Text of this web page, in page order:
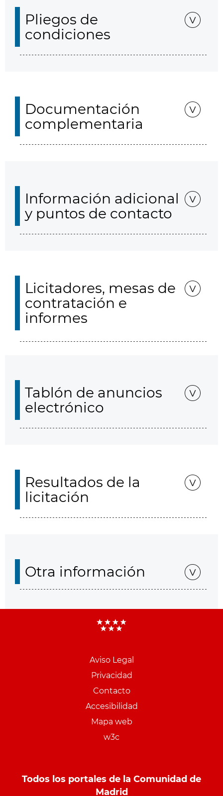
Pliegos de
condiciones
Documentación
complementaria
Información adicional
y puntos de contacto
Licitadores, mesas de
contratación e
informes
Tablón de anuncios
electrónico
Resultados de la
licitación
Otra información
Aviso Legal
Privacidad
Contacto
Accesibilidad
Mapa web
w3c
Todos los portales de la Comunidad de
Madrid